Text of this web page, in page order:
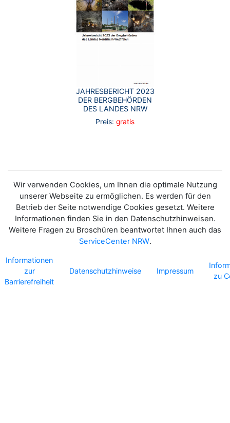
JAHRESBERICHT 2023
DER BERGBEHÖRDEN
DES LANDES NRW
Preis: gratis
Wir verwenden Cookies, um Ihnen die optimale Nutzung
unserer Webseite zu ermöglichen. Es werden für den
Betrieb der Seite notwendige Cookies gesetzt. Weitere
Informationen finden Sie in den Datenschutzhinweisen.
Weitere Fragen zu Broschüren beantwortet Ihnen auch das
ServiceCenter NRW.
Informationen
zur
Barrierefreiheit
Datenschutzhinweise Impressum
zu